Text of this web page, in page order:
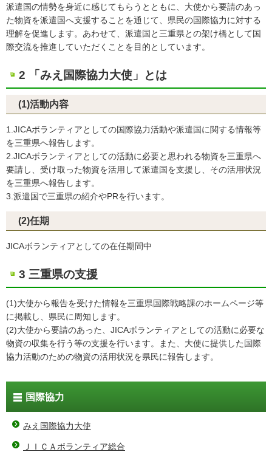
派遣国の情勢を身近に感じてもらうとともに、大使から要請のあっ
た物資を派遣国へ支援することを通じて、県民の国際協力に対する
理解を促進します。あわせて、派遣国と三重県との架け橋として国
際交流を推進していただくことを目的としています。
2 「みえ国際協力大使」とは
(1)活動内容
1.JICAボランティアとしての国際協力活動や派遣国に関する情報等
を三重県へ報告します。
2.JICAボランティアとしての活動に必要と思われる物資を三重県へ
要請し、受け取った物資を活用して派遣国を支援し、その活用状況
を三重県へ報告します。
3.派遣国で三重県の紹介やPRを行います。
(2)任期
JICAボランティアとしての在任期間中
3 三重県の支援
(1)大使から報告を受けた情報を三重県国際戦略課のホームページ等
に掲載し、県民に周知します。
(2)大使から要請のあった、JICAボランティアとしての活動に必要な
物資の収集を行う等の支援を行います。また、大使に提供した国際
協力活動のための物資の活用状況を県民に報告します。
国際協力
みえ国際協力大使
ＪＩＣＡボランティア総合